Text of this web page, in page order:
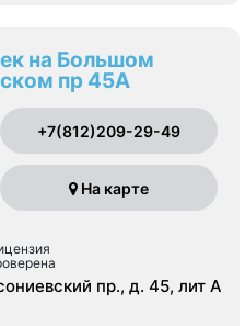
на Большом
пр 45А
+7(812)209-29-49
На карте
пр., д. 45, лит А